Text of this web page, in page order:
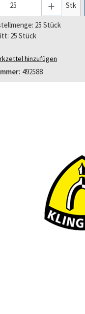
Stk
25 Stück
25 Stück
hinzufügen
492588